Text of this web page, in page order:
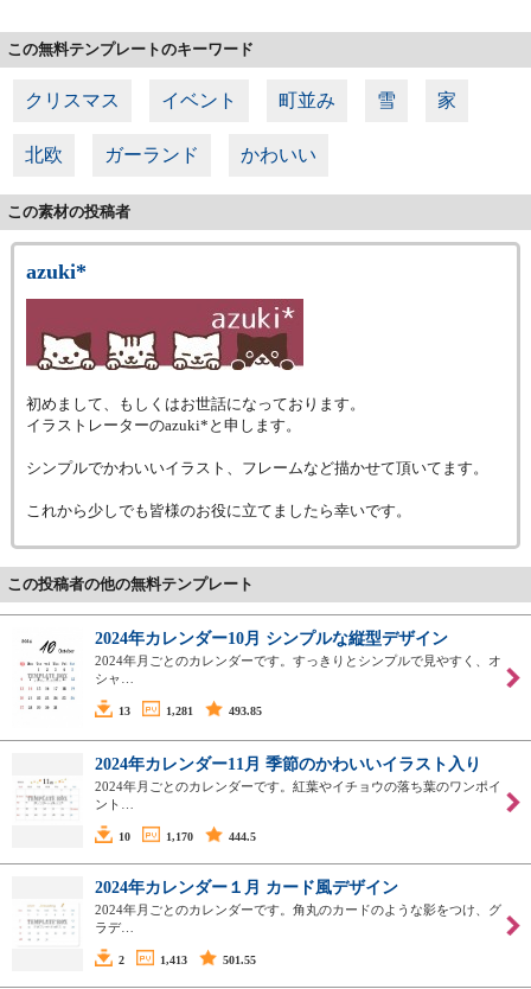
この無料テンプレートのキーワード
クリスマス イベント 町並み 雪 家
北欧 ガーランド かわいい
この素材の投稿者
azuki*
初めまして、もしくはお世話になっております。
イラストレーターのazuki*と申します。
シンプルでかわいいイラスト、フレームなど描かせて頂いてます。
これから少しでも皆様のお役に立てましたら幸いです。
この投稿者の他の無料テンプレート
2024年カレンダー10月 シンプルな縦型デザイン
2024年月ごとのカレンダーです。すっきりとシンプルで見やすく、オ
シャ…
13 1,281 493.85
2024年カレンダー11月 季節のかわいいイラスト入り
2024年月ごとのカレンダーです。紅葉やイチョウの落ち葉のワンポイ
ント…
10 1,170 444.5
2024年カレンダー１月 カード風デザイン
2024年月ごとのカレンダーです。角丸のカードのような影をつけ、グ
ラデ…
2 1,413 501.55